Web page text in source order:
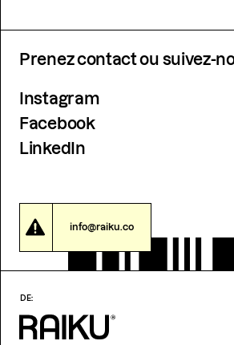
Prenez contact ou suivez-
Instagram
Facebook
LinkedIn
info@raiku.co
DE: